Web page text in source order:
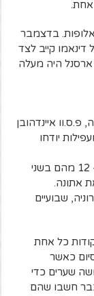
האלופות. בדצמבר
דינאמו קייב לצד
ארסנל היה מעלה
פ.ס.וו איינדהובן
יודחו
מונאקו סיימה את שלב הבתים עם 15 שערים – 12 מהם בשני
לה-קורוניה, שבועיים
לה קורוניה ואיינדהובן עמדו עם 6 נקודות כל אחת
כאשר
של שלושה שערים כדי
כבר חשבו שהם